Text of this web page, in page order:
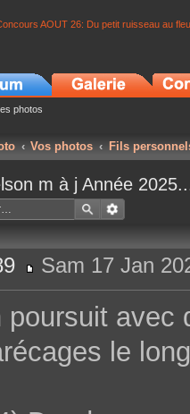
AOUT 26: Du petit ruisseau au
photos
Vos photos Fils
m à j Année
e
s
a
Sam 17 Jan
poursuit avec
le